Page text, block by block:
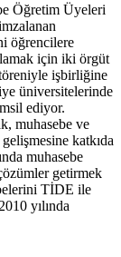
Öğretim Üyeleri
öğrencilere
için iki örgüt
işbirliğine
üniversitelerinde
ediyor.
muhasebe ve
katkıda
muhasebe
getirmek
TİDE ile
yılında